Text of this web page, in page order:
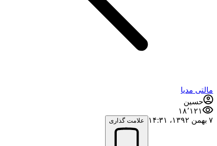
مالتی مدیا
حسین
۱۸٬۱۲۱
۷ بهمن ۱۳۹۲،‏ ۱۴:۳۱
علامت گذاری